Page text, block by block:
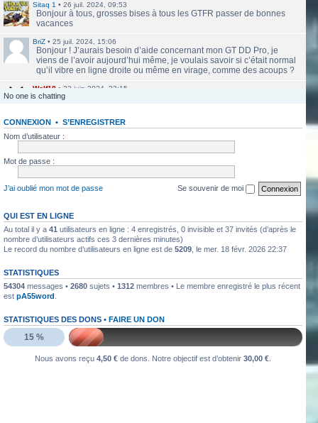
Sitaq 1 • 26 juil. 2024, 09:53
Bonjour à tous, grosses bises à tous les GTFR passer de bonnes
vacances
BriZ • 25 juil. 2024, 15:06
Bonjour ! J’aurais besoin d’aide concernant mon GT DD Pro, je
viens de l’avoir aujourd’hui même, je voulais savoir si c’était normal
qu’il vibre en ligne droite ou même en virage, comme des acoups ?
Wolf18 • 23 juin 2024, 22:15
Le site a l'air de nouveau actif
labbethoven• 22 mars 2024, 16:12
Salut Jero, merci de ta réponse je vais faire ça
Bethoven tu peux te présenter et créer un topic pour ton sujet, il se
verra plus facilement que dans le chat
labbethoven•18 mars 2024, 18:32
Hello, des fans d'Alsace Village ? C'est quoi votre record avec une
550PP à peu près ?
No one is chatting
CONNEXION • S’ENREGISTRER
Nom d’utilisateur :
Mot de passe :
J’ai oublié mon mot de passe Se souvenir de moi
QUI EST EN LIGNE
Au total il y a 41 utilisateurs en ligne : 4 enregistrés, 0 invisible et 37 invités (d’après le
nombre d’utilisateurs actifs ces 3 dernières minutes)
Le record du nombre d’utilisateurs en ligne est de 5209 , le mer. 18 févr. 2026 22:37
STATISTIQUES
54304 messages • 2680 sujets • 1312 membres • Le membre enregistré le plus récent
est pA55word
STATISTIQUES DES DONS • FAIRE UN DON
15 %
Nous avons reçu4,50 € de dons. Notre objectif est d’obtenir30,00 €